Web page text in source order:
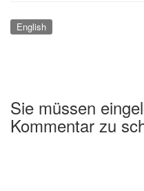
English
Sie müssen
Kommentar zu